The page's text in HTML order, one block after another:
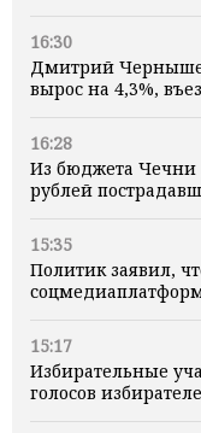
16:30
Дмитрий
вырос на 4,3%,
16:28
Из бюджета Чечни
рублей
15:35
Политик заявил,
15:17
Избирательные
голосов